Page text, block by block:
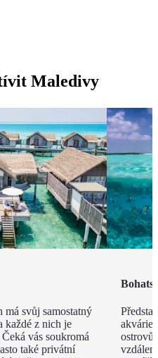
Maledivy
svůj samostatný
každé z nich je
vás soukromá
také privátní
ostrovů